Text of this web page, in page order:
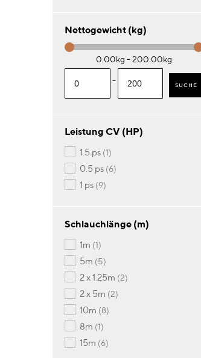
Nettogewicht (kg)
0.00kg - 200.00kg
- SUCHE
Leistung CV (HP)
1.5 ps 1Artikel
0.5 ps 6Artikel
1 ps 9Artikel
Schlauchlänge (m)
1m 1Artikel
5m 5Artikel
2 x 1.25m 2Artikel
2 x 5m 2Artikel
10m 8Artikel
8m 1Artikel
15m 6Artikel